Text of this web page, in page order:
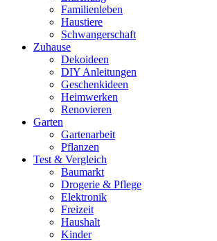
Familienleben
Haustiere
Schwangerschaft
Zuhause
Dekoideen
DIY Anleitungen
Geschenkideen
Heimwerken
Renovieren
Garten
Gartenarbeit
Pflanzen
Test & Vergleich
Baumarkt
Drogerie & Pflege
Elektronik
Freizeit
Haushalt
Kinder